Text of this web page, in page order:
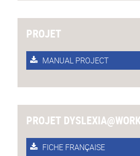
PROJET
MANUAL PROJECT
PROJET
FICHE FRANÇAISE